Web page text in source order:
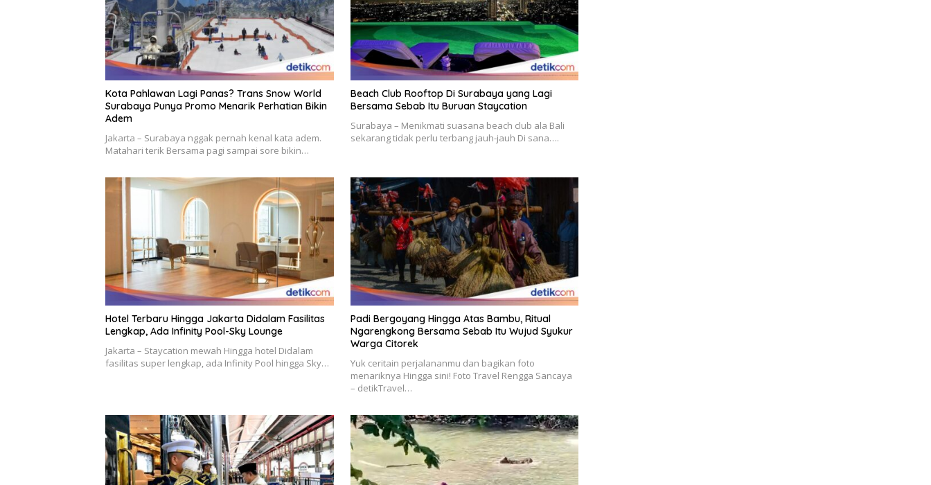
Kota Pahlawan Lagi Panas? Trans Snow World
Surabaya Punya Promo Menarik Perhatian Bikin
Adem
Jakarta – Surabaya nggak pernah kenal kata adem.
Matahari terik Bersama pagi sampai sore bikin…
Beach Club Rooftop Di Surabaya yang Lagi
Bersama Sebab Itu Buruan Staycation
Surabaya – Menikmati suasana beach club ala Bali
sekarang tidak perlu terbang jauh-jauh Di sana….
Hotel Terbaru Hingga Jakarta Didalam Fasilitas
Lengkap, Ada Infinity Pool-Sky Lounge
Jakarta – Staycation mewah Hingga hotel Didalam
fasilitas super lengkap, ada Infinity Pool hingga Sky…
Padi Bergoyang Hingga Atas Bambu, Ritual
Ngarengkong Bersama Sebab Itu Wujud Syukur
Warga Citorek
Yuk ceritain perjalananmu dan bagikan foto
menariknya Hingga sini! Foto Travel Rengga Sancaya
– detikTravel…